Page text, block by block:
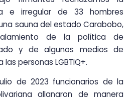
e irregular de 33 hombres
sauna del estado Carabobo,
de la política de
y de algunos medios de
personas LGBTIQ+.
de 2023 funcionarios de la
allanaron de manera